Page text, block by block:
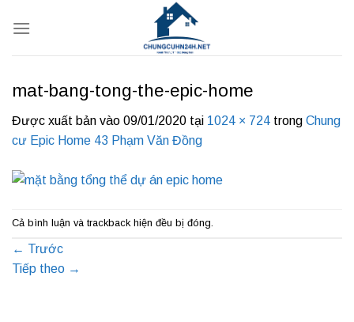
qua
mat-bang-tong-the-epic-home
Được xuất bản vào 09/01/2020 tại 1024 × 724 trong Chung
cư Epic Home 43 Phạm Văn Đồng
Cả bình luận và trackback hiện đều bị đóng.
← Trước
Tiếp theo →